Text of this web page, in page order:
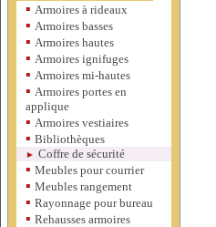
▪ Armoires à rideaux
▪ Armoires basses
▪ Armoires hautes
▪ Armoires ignifuges
▪ Armoires mi-hautes
▪ Armoires portes en
applique
▪ Armoires vestiaires
▪ Bibliothèques
► Coffre de sécurité
▪ Meubles pour courrier
▪ Meubles rangement
▪ Rayonnage pour bureau
▪ Rehausses armoires